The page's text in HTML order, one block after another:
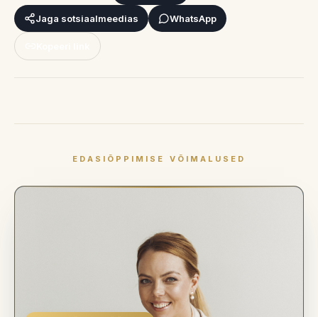
Jaga sotsiaalmeedias WhatsApp
EDASIÕPPIMISE VÕIMALUSED